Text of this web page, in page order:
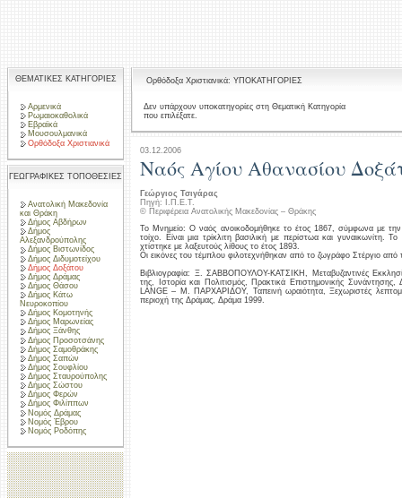
ΘΕΜΑΤΙΚΕΣ ΚΑΤΗΓΟΡΙΕΣ
Αρμενικά
Ρωμαιοκαθολικά
Εβραϊκά
Μουσουλμανικά
Ορθόδοξα Χριστιανικά
ΓΕΩΓΡΑΦΙΚΕΣ ΤΟΠΟΘΕΣΙΕΣ
Ανατολική Μακεδονία
και Θράκη
Δήμος Αβδήρων
Δήμος
Αλεξανδρούπολης
Δήμος Βιστωνίδος
Δήμος Διδυμοτείχου
Δήμος Δοξάτου
Δήμος Δράμας
Δήμος Θάσου
Δήμος Κάτω
Νευροκοπίου
Δήμος Κομοτηνής
Δήμος Μαρωνείας
Δήμος Ξάνθης
Δήμος Προσοτσάνης
Δήμος Σαμοθράκης
Δήμος Σαπών
Δήμος Σουφλίου
Δήμος Σταυρούπολης
Δήμος Σώστου
Δήμος Φερών
Δήμος Φιλίππων
Νομός Δράμας
Νομός Έβρου
Νομός Ροδόπης
Ορθόδοξα Χριστιανικά: ΥΠΟΚΑΤΗΓΟΡΙΕΣ
Δεν υπάρχουν υποκατηγορίες στη Θεματική Κατηγορία
που επιλέξατε.
03.12.2006
Ναός Αγίου Αθανασίου
Γεώργιος Τσιγάρας
Πηγή: Ι.Π.Ε.Τ.
© Περιφέρεια Ανατολικής Μακεδονίας – Θράκης
Το Μνημείο: Ο ναός ανοικοδομήθηκε το έτος 1867, σύμφωνα με την
τοίχο. Είναι μια τρίκλιτη βασιλική με περίστωα και γυναικωνίτη.
χτίστηκε με λαξευτούς λίθους το έτος 1893.
Οι εικόνες του τέμπλου φιλοτεχνήθηκαν από το ζωγράφο Στέργιο
Βιβλιογραφία: Ξ. ΣΑΒΒΟΠΟΥΛΟΥ-ΚΑΤΣΙΚΗ, Μεταβυζαντινές
της, Ιστορία και Πολιτισμός, Πρακτικά Επιστημονικής
LANGE – Μ. ΠΑΡΧΑΡΙΔΟΥ, Ταπεινή ωραιότητα, Ξεχωριστές
περιοχή της Δράμας, Δράμα 1999.